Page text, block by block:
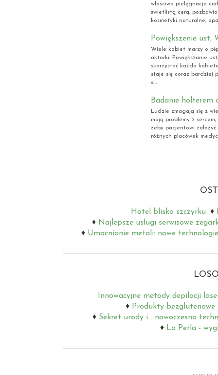
właściwa pielęgnacja
świetlistą cerą,
kosmetyki naturalne,
Powiększenie ust,
Wiele kobiet marzy o
aktorki. Powiększanie
skorzystać każda
staje się coraz bardziej
si...
Badanie holterem
Ludzie zmagają się z
mają problemy z
żeby pacjentowi
różnych placówek
Hotel blisko szczyrku
Najlepsze usługi serwisowe
Umacnianie metali: nowe
Innowacyjne metody depilacji
Produkty
Sekret urody i... nowoczesna
La Perla -